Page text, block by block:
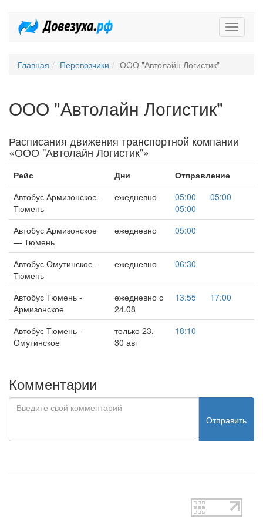
Главная Перевозчики ООО "Автолайн Логистик"
ООО "Автолайн Логистик"
Расписания движения транспортной компании
«ООО "Автолайн Логистик"»
Рейс Дни
Отправление
Автобус Армизонское -
Тюмень
ежедневно 05:00
05:00
05:00
Автобус Армизонское
— Тюмень
ежедневно 05:00
Автобус Омутинское -
Тюмень
ежедневно 06:30
Автобус Тюмень -
Армизонское
ежедневно с
24.08
13:55 17:00
Автобус Тюмень -
Омутинское
только 23,
30 авг
18:10
Комментарии
Отправить